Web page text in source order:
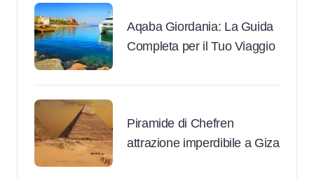
Aqaba Giordania: La Guida
Completa per il Tuo Viaggio
Piramide di Chefren
attrazione imperdibile a Giza